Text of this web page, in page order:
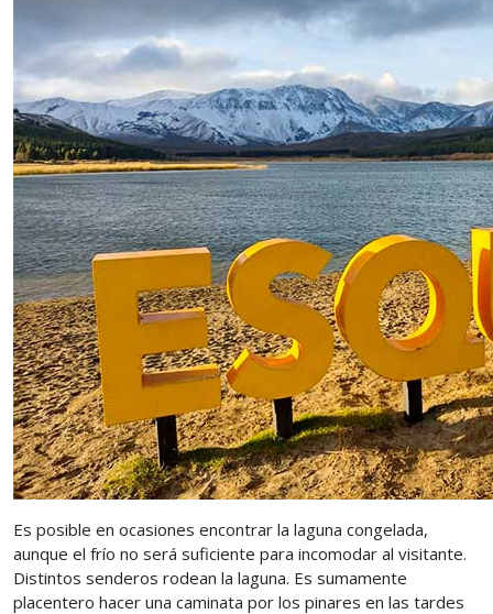
Es posible en ocasiones encontrar la laguna congelada,
aunque el frío no será suficiente para incomodar al visitante.
Distintos senderos rodean la laguna. Es sumamente
placentero hacer una caminata por los pinares en las tardes